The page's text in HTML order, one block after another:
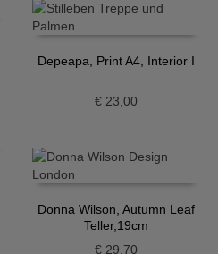
Depeapa, Print A4, Interior I
€ 23,00
Donna Wilson, Autumn Leaf
Teller,19cm
€ 29,70